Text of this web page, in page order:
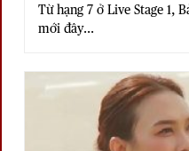
Từ hạng 7 ở Live Stage 1,
mới đây...